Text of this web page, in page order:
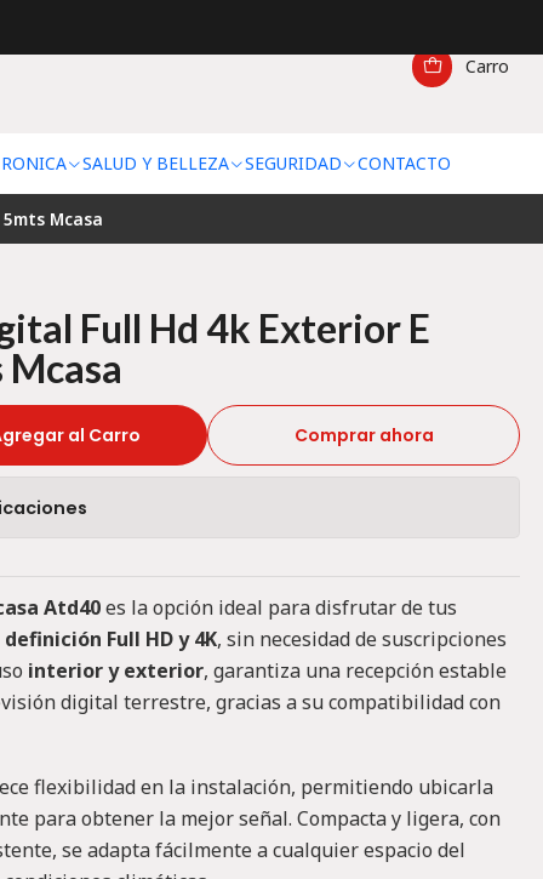
Carro
SALUD Y BELLEZA SEGURIDAD CONTACTO
Mcasa
Full Hd 4k Exterior E
al Carro Comprar ahora
Atd40es la opción ideal para disfrutar de tus
Full HD y 4K, sin necesidad de suscripciones
interior y exterior, garantiza una recepción estable
digital terrestre, gracias a su compatibilidad con
flexibilidad en la instalación, permitiendo ubicarla
para obtener la mejor señal. Compacta y ligera, con
se adapta fácilmente a cualquier espacio del